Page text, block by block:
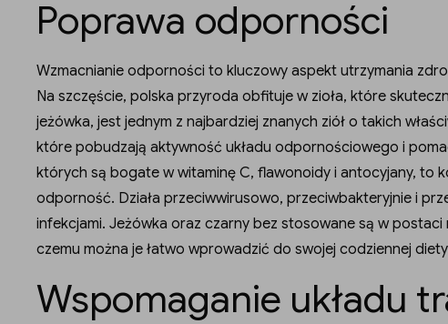
Poprawa odporności
Wzmacnianie odporności to kluczowy aspekt utrzymania
Na szczęście, polska przyroda obfituje w zioła, które
jeżówka, jest jednym z najbardziej znanych ziół o takich
które pobudzają aktywność układu odpornościowego i
których są bogate w witaminę C, flawonoidy i antocyjany, to
odporność. Działa przeciwwirusowo, przeciwbakteryjnie i
infekcjami. Jeżówka oraz czarny bez stosowane są w
czemu można je łatwo wprowadzić do swojej codziennej
Wspomaganie układu